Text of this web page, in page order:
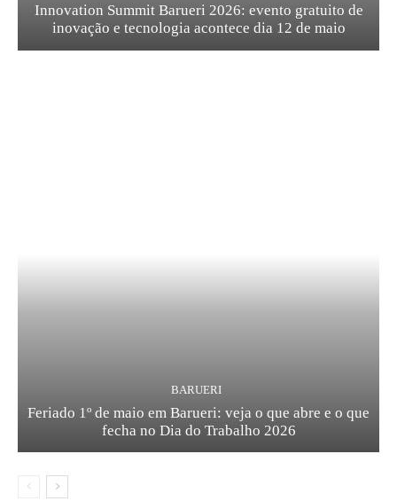
Innovation Summit Barueri 2026: evento gratuito de
inovação e tecnologia acontece dia 12 de maio
BARUERI
Feriado 1º de maio em Barueri: veja o que abre e o que
fecha no Dia do Trabalho 2026